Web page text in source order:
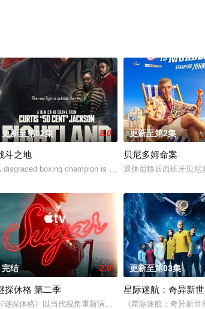
纳德制造的设备，意外导致了多元宇宙的世界末日，
，时间是前一季的两年半之后，Carrie Mathison不再是情
更新至第02集 8.0
斗之地
disgraced boxing champion is released from prison and re
更新至第2集
贝尼多姆命案
退休后移居西班牙贝尼
校生出现。与此同时，专门猎杀青少年的连环杀
后幸存下来，但记忆却已丧失，而地堡正从叛乱中恢复，
完结 2.0
探休格 第二季
《谜探休格》以当代视角重新演绎了文学、电影和电视史
更新至第03集
星际迷航：奇异新
《星际迷航：奇异新世